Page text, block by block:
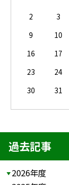
2
3
9
10
16
17
23
24
30
31
過去記事
2026年度